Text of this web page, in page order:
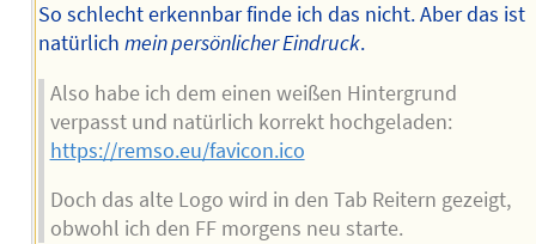
So schlecht erkennbar finde ich das nicht. Aber das ist
natürlich mein persönlicher Eindruck.
Also habe ich dem einen weißen Hintergrund
verpasst und natürlich korrekt hochgeladen:
https://remso.eu/favicon.ico
Doch das alte Logo wird in den Tab Reitern gezeigt,
obwohl ich den FF morgens neu starte.